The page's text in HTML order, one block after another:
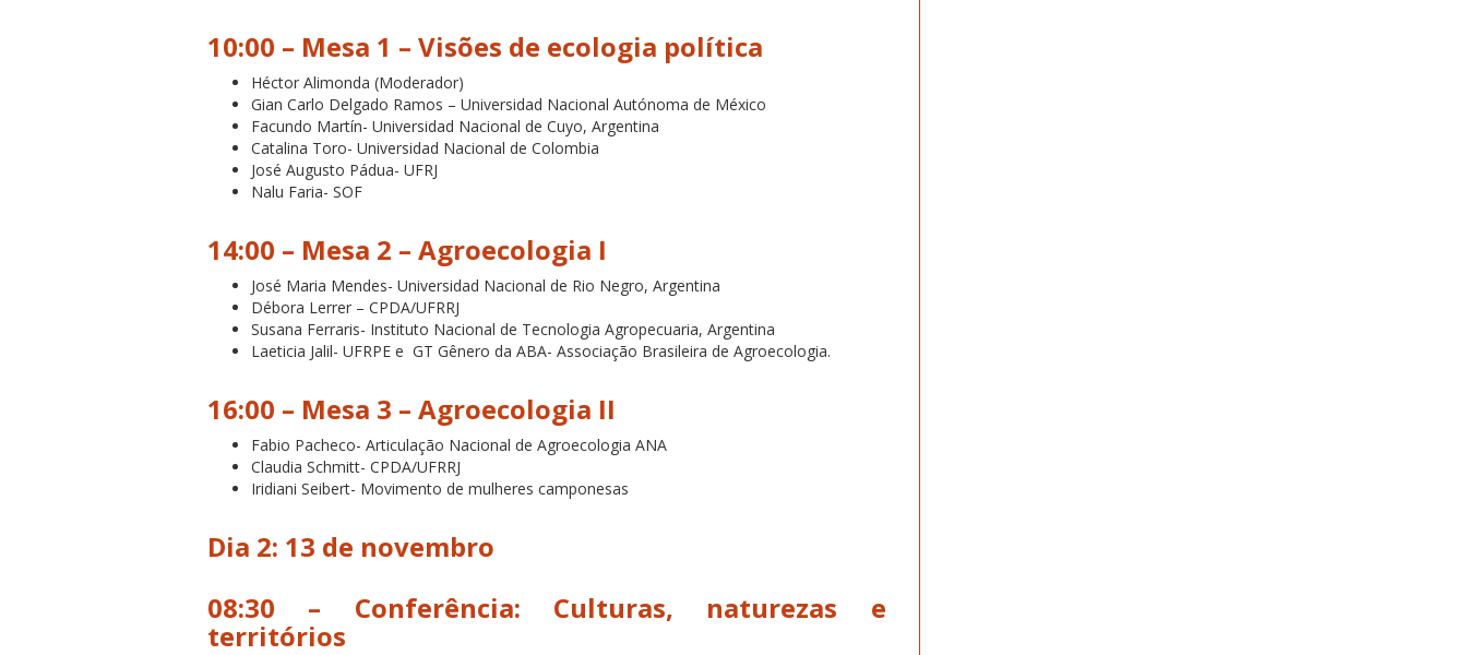
10:00 – Mesa 1 – Visões de ecologia política
Héctor Alimonda (Moderador)
Gian Carlo Delgado Ramos – Universidad Nacional Autónoma de México
Facundo Martín- Universidad Nacional de Cuyo, Argentina
Catalina Toro- Universidad Nacional de Colombia
José Augusto Pádua- UFRJ
Nalu Faria- SOF
14:00 – Mesa 2 – Agroecologia I
José Maria Mendes- Universidad Nacional de Rio Negro, Argentina
Débora Lerrer – CPDA/UFRRJ
Susana Ferraris- Instituto Nacional de Tecnologia Agropecuaria, Argentina
Laeticia Jalil- UFRPE e GT Gênero da ABA- Associação Brasileira de Agroecologia.
16:00 – Mesa 3 – Agroecologia II
Fabio Pacheco- Articulação Nacional de Agroecologia ANA
Claudia Schmitt- CPDA/UFRRJ
Iridiani Seibert- Movimento de mulheres camponesas
Dia 2: 13 de novembro
08:30 – Conferência: Culturas, naturezas e
territórios